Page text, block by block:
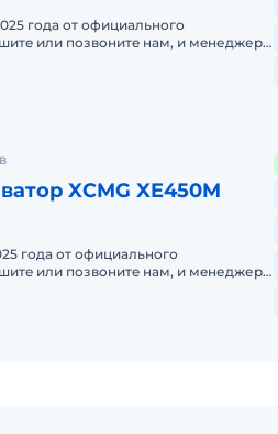
годa от официального
XCMG XE450M
годa от официального